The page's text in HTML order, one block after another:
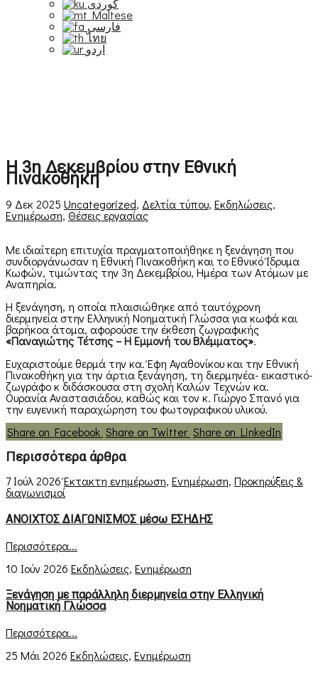
Maltese
فارسی
ไทย
اردو
Η 3η Δεκεμβρίου στην Εθνική
Πινακοθήκη
9 Δεκ 2025 Uncategorized, Δελτία τύπου, Εκδηλώσεις,
Ενημέρωση, Θέσεις εργασίας
Με ιδιαίτερη επιτυχία πραγματοποιήθηκε η ξενάγηση που
συνδιοργάνωσαν η Εθνική Πινακοθήκη και το Εθνικό Ίδρυμα
Κωφών, τιμώντας την 3η Δεκεμβρίου, Ημέρα των Ατόμων με
Αναπηρία.
Η ξενάγηση, η οποία πλαισιώθηκε από ταυτόχρονη
διερμηνεία στην Ελληνική Νοηματική Γλώσσα για κωφά και
βαρήκοα άτομα, αφορούσε την έκθεση ζωγραφικής
«Παναγιώτης Τέτσης – Η Εμμονή του Βλέμματος».
Ευχαριστούμε θερμά την κα. Έφη Αγαθονίκου και την Εθνική
Πινακοθήκη για την άρτια ξενάγηση, τη διερμηνέα- εικαστικό-
ζωγράφο κ διδάσκουσα στη σχολή Καλών Τεχνών κα.
Ουρανία Αναστασιάδου, καθώς και τον κ. Γιώργο Σπανό για
την ευγενική παραχώρηση του φωτογραφικού υλικού.
Share on Facebook Share on Twitter Share on LinkedIn
Περισσότερα άρθρα
7 Ιούλ 2026 Έκτακτη ενημέρωση, Ενημέρωση, Προκηρύξεις &
διαγωνισμοί
ΑΝΟΙΧΤΟΣ ΔΙΑΓΩΝΙΣΜΟΣ μέσω ΕΣΗΔΗΣ
Περισσότερα...
10 Ιούν 2026 Εκδηλώσεις, Ενημέρωση
Ξενάγηση με παράλληλη διερμηνεία στην Ελληνική
Νοηματική Γλώσσα
Περισσότερα...
25 Μάι 2026 Εκδηλώσεις, Ενημέρωση